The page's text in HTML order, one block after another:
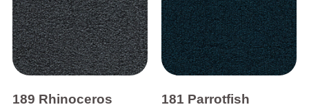
189 Rhinoceros 181 Parrotfish